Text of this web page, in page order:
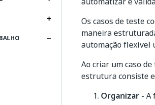
Os casos de teste
maneira
automação flexível
Ao criar um caso
estrutura consiste
Organizar - A